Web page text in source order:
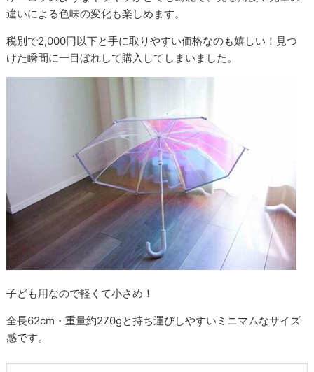
違いによる色味の変化も楽しめます。
税別で2,000円以下と手に取りやすい価格なのも嬉しい！見つ
けた瞬間に一目ぼれして購入してしまいました。
子ども用なので軽くて小さめ！
全長62cm・重量約270gと持ち運びしやすいミニマムなサイズ
感です。